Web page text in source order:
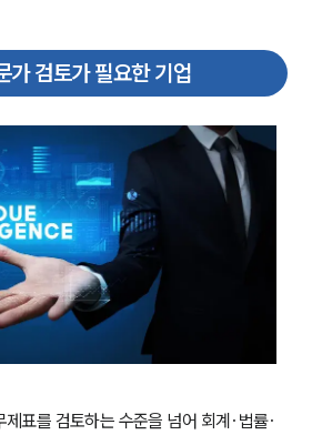
가 검토가 필요한 기업
표를 검토하는 수준을 넘어 회계·법률·